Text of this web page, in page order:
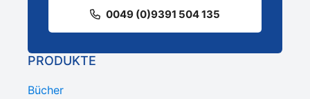
0049 (0)9391 504 135
PRODUKTE
Bücher